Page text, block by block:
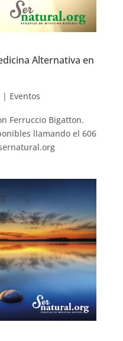
Alternativa en
| Eventos
Ferruccio Bigatton.
llamando el 606